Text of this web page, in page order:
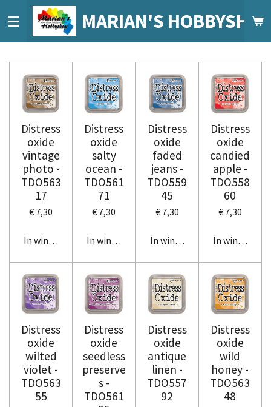
direct
naar
MARIAN'S
Distress
oxide
vintage
photo -
TDO563
17
€ 7,30
In winkelwagen
Distress
oxide
salty
ocean -
TDO561
71
€ 7,30
In winkelwagen
Distress
oxide
faded
jeans -
TDO559
45
€ 7,30
In winkelwagen
Distress
oxide
candied
apple -
TDO558
60
€ 7,30
In
Distress
oxide
wilted
violet -
TDO563
55
Distress
oxide
seedless
preserve
s -
TDO561
Distress
oxide
antique
linen -
TDO557
92
Distress
oxide
wild
honey -
TDO563
48